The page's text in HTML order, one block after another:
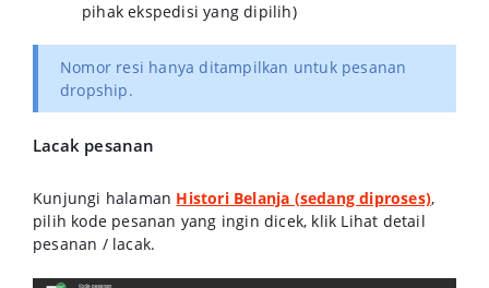
pihak ekspedisi yang dipilih)
Nomor resi hanya ditampilkan untuk pesanan
dropship.
Lacak pesanan
Kunjungi halaman Histori Belanja (sedang diproses),
pilih kode pesanan yang ingin dicek, klik Lihat detail
pesanan / lacak.